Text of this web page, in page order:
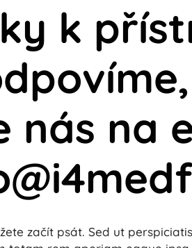
k
na
začít psát. Sed ut